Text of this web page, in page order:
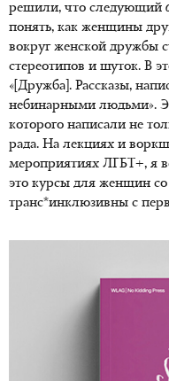
решили, что следующий
понять, как женщины
вокруг женской дружбы
стереотипов и шуток. В
«[Дружба]. Рассказы,
небинарными людьми».
которого написали не
рада. На лекциях и
мероприятиях ЛГБТ+, я
это курсы для женщин
транс*инклюзивны с